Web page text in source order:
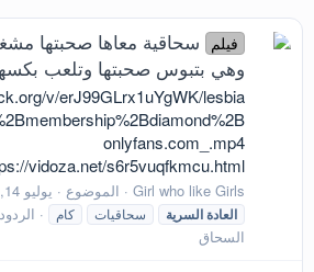
فيلم سحاقية معاها صحبتها
وهي بتبوس صحبتها وتلعب
v/erJ99GLrx1uYgWK/lesbia
onlyfans.com_.mp4
vidoza.net/s6r5vuqfkmcu.html
Girl who like Girls الموضوع يوليو 14, 2023
العادةالسرية سحاقيات كام
السحاق